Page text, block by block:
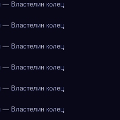
— Властелин колец
— Властелин колец
— Властелин колец
— Властелин колец
— Властелин колец
— Властелин колец